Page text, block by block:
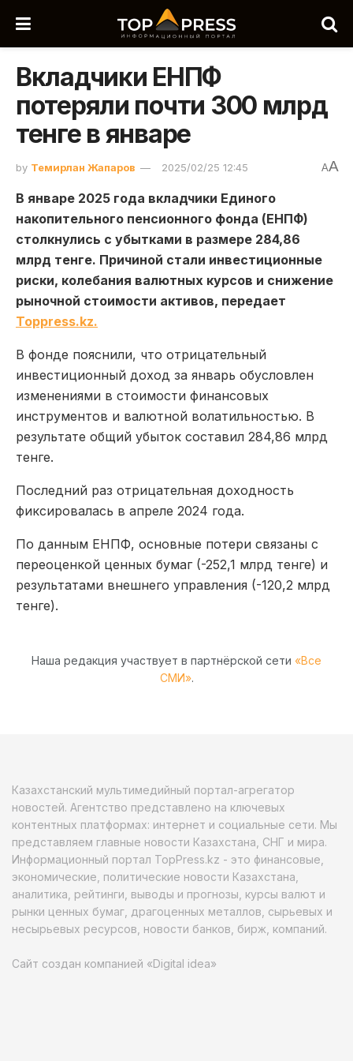
Вкладчики ЕНПФ
потеряли почти 300 млрд
тенге в январе
by Темирлан Жапаров 2025/02/25 12:45 AA
В январе 2025 года вкладчики Единого
накопительного пенсионного фонда (ЕНПФ)
столкнулись с убытками в размере 284,86
млрд тенге. Причиной стали инвестиционные
риски, колебания валютных курсов и снижение
рыночной стоимости активов, передает
Toppress.kz.
В фонде пояснили, что отрицательный
инвестиционный доход за январь обусловлен
изменениями в стоимости финансовых
инструментов и валютной волатильностью. В
результате общий убыток составил 284,86 млрд
тенге.
Последний раз отрицательная доходность
фиксировалась в апреле 2024 года.
По данным ЕНПФ, основные потери связаны с
переоценкой ценных бумаг (-252,1 млрд тенге) и
результатами внешнего управления (-120,2 млрд
тенге).
Наша редакция участвует в партнёрской сети «Все
СМИ».
Казахстанский мультимедийный портал-агрегатор
новостей. Агентство представлено на ключевых
контентных платформах: интернет и социальные сети. Мы
представляем главные новости Казахстана, СНГ и мира.
Информационный портал TopPress.kz - это финансовые,
экономические, политические новости Казахстана,
аналитика, рейтинги, выводы и прогнозы, курсы валют и
рынки ценных бумаг, драгоценных металлов, сырьевых и
несырьевых ресурсов, новости банков, бирж, компаний.
Сайт создан компанией «Digital idea»